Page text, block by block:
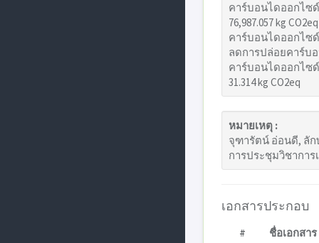
คาร์บอนไดออกไซด์
76,987.057 kg
คาร์บอนไดออกไซ
ลดการปล่อยคาร์บอ
คาร์บอนไดออกไซด์
31.314 kg CO2eq
หมายเหตุ :
จุฑารัตน์ อ่อนดี, ลัก
การประชุมวิชาการ
เอกสารประกอบ
# ชื่อเอกสาร